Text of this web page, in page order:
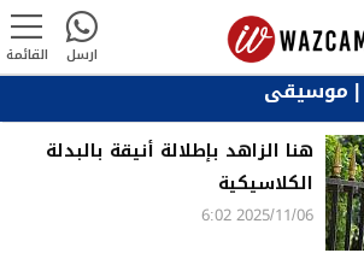
القائمة ارسل
| موسيقى
هنا الزاهد بإطلالة أنيقة بالبدلة
الكلاسيكية
2025/11/06 6:02